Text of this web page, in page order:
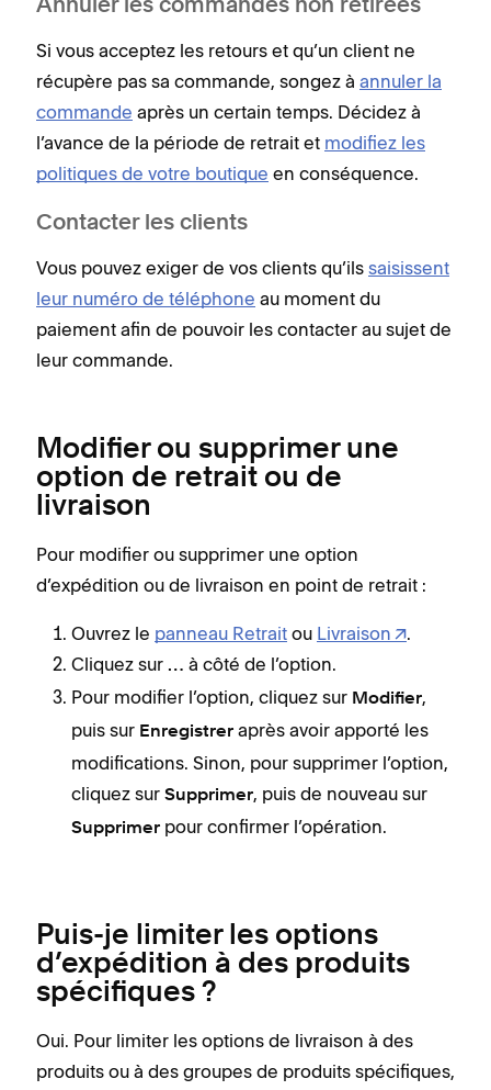
Annuler les commandes non retirées
Si vous acceptez les retours et qu’un client ne
récupère pas sa commande, songez à annuler la
commande après un certain temps. Décidez à
l’avance de la période de retrait et modifiez les
politiques de votre boutique en conséquence.
Contacter les clients
Vous pouvez exiger de vos clients qu’ils saisissent
leur numéro de téléphone au moment du
paiement afin de pouvoir les contacter au sujet de
leur commande.
Modifier ou supprimer une
option de retrait ou de
livraison
Pour modifier ou supprimer une option
d’expédition ou de livraison en point de retrait :
Ouvrez le panneau Retrait ou Livraison
.
Cliquez sur … à côté de l’option.
Pour modifier l’option, cliquez sur Modifier,
puis sur Enregistrer après avoir apporté les
modifications. Sinon, pour supprimer l’option,
cliquez sur Supprimer, puis de nouveau sur
Supprimer pour confirmer l’opération.
Puis-je limiter les options
d’expédition à des produits
spécifiques ?
Oui. Pour limiter les options de livraison à des
produits ou à des groupes de produits spécifiques,